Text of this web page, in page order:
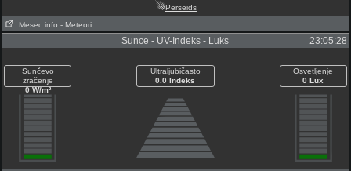
Perseids
Mesec info - Meteori
Sunce - UV-Indeks - Luks 23:05:28
Sunčevo
zračenje
0 W/m²
Ultraljubičasto
0.0 Indeks
Osvetljenje
0 Lux